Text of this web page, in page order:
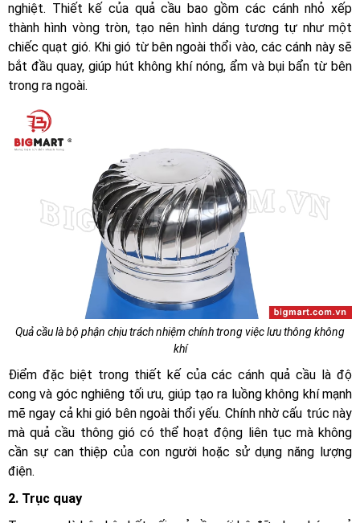
nghiệt. Thiết kế của quả cầu bao gồm các cánh nhỏ xếp
thành hình vòng tròn, tạo nên hình dáng tương tự như một
chiếc quạt gió. Khi gió từ bên ngoài thổi vào, các cánh này sẽ
bắt đầu quay, giúp hút không khí nóng, ẩm và bụi bẩn từ bên
trong ra ngoài.
Quả cầu là bộ phận chịu trách nhiệm chính trong việc lưu thông không
khí
Điểm đặc biệt trong thiết kế của các cánh quả cầu là độ
cong và góc nghiêng tối ưu, giúp tạo ra luồng không khí mạnh
mẽ ngay cả khi gió bên ngoài thổi yếu. Chính nhờ cấu trúc này
mà quả cầu thông gió có thể hoạt động liên tục mà không
cần sự can thiệp của con người hoặc sử dụng năng lượng
điện.
2. Trục quay